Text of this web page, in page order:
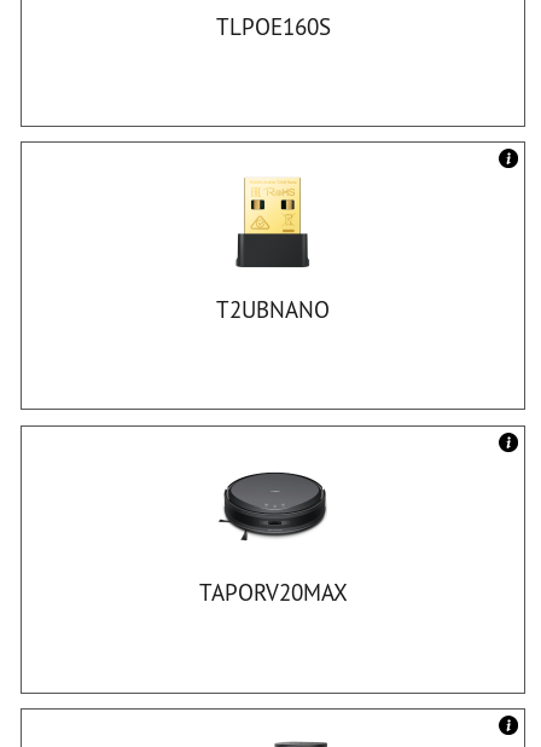
TLPOE160S
T2UBNANO
TAPORV20MAX